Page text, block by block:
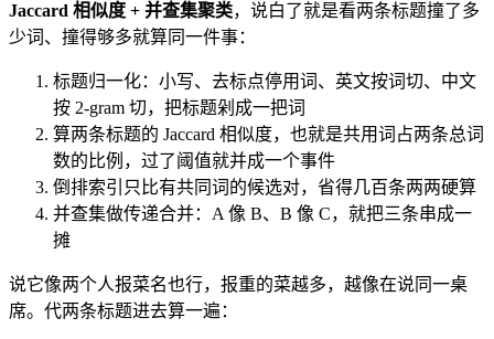
Jaccard 相似度 + 并查集聚类，说白了就是看两条标题撞了多
少词、撞得够多就算同一件事：
标题归一化：小写、去标点停用词、英文按词切、中文
按 2-gram 切，把标题剁成一把词
算两条标题的 Jaccard 相似度，也就是共用词占两条总词
数的比例，过了阈值就并成一个事件
倒排索引只比有共同词的候选对，省得几百条两两硬算
并查集做传递合并：A 像 B、B 像 C，就把三条串成一
摊
说它像两个人报菜名也行，报重的菜越多，越像在说同一桌
席。代两条标题进去算一遍：